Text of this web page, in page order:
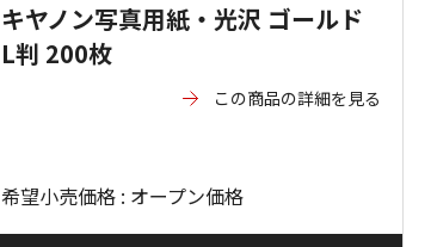
キヤノン写真用紙・光沢 ゴールド
L判 200枚
この商品の詳細を見る
希望小売価格 : オープン価格